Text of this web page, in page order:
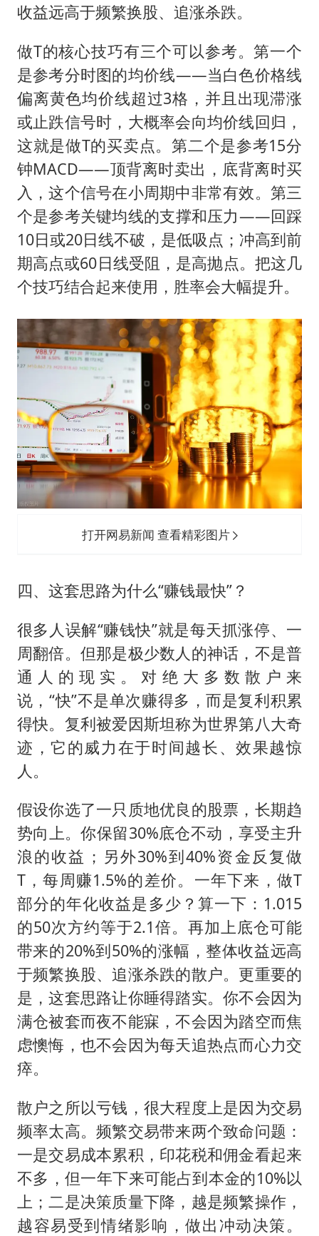
收益远高于频繁换股、追涨杀跌。
做T的核心技巧有三个可以参考。第一个
是参考分时图的均价线——当白色价格线
偏离黄色均价线超过3格，并且出现滞涨
或止跌信号时，大概率会向均价线回归，
这就是做T的买卖点。第二个是参考15分
钟MACD——顶背离时卖出，底背离时买
入，这个信号在小周期中非常有效。第三
个是参考关键均线的支撑和压力——回踩
10日或20日线不破，是低吸点；冲高到前
期高点或60日线受阻，是高抛点。把这几
个技巧结合起来使用，胜率会大幅提升。
打开网易新闻 查看精彩图片
四、这套思路为什么“赚钱最快”？
很多人误解“赚钱快”就是每天抓涨停、一
周翻倍。但那是极少数人的神话，不是普
通人的现实。对绝大多数散户来
说，“快”不是单次赚得多，而是复利积累
得快。复利被爱因斯坦称为世界第八大奇
迹，它的威力在于时间越长、效果越惊
人。
假设你选了一只质地优良的股票，长期趋
势向上。你保留30%底仓不动，享受主升
浪的收益；另外30%到40%资金反复做
T，每周赚1.5%的差价。一年下来，做T
部分的年化收益是多少？算一下：1.015
的50次方约等于2.1倍。再加上底仓可能
带来的20%到50%的涨幅，整体收益远高
于频繁换股、追涨杀跌的散户。更重要的
是，这套思路让你睡得踏实。你不会因为
满仓被套而夜不能寐，不会因为踏空而焦
虑懊悔，也不会因为每天追热点而心力交
瘁。
散户之所以亏钱，很大程度上是因为交易
频率太高。频繁交易带来两个致命问题：
一是交易成本累积，印花税和佣金看起来
不多，但一年下来可能占到本金的10%以
上；二是决策质量下降，越是频繁操作，
越容易受到情绪影响，做出冲动决策。